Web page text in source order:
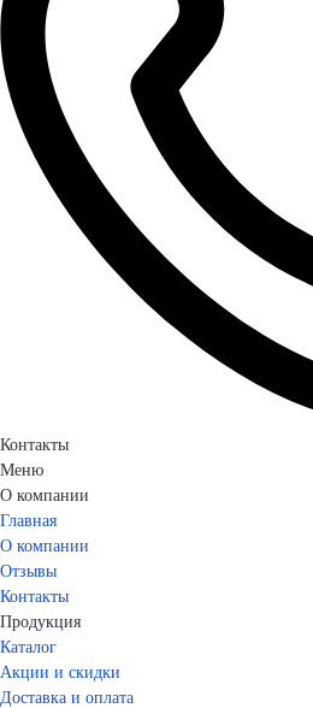
Контакты
Меню
О компании
Главная
О компании
Отзывы
Контакты
Продукция
Каталог
Акции и скидки
Доставка и оплата